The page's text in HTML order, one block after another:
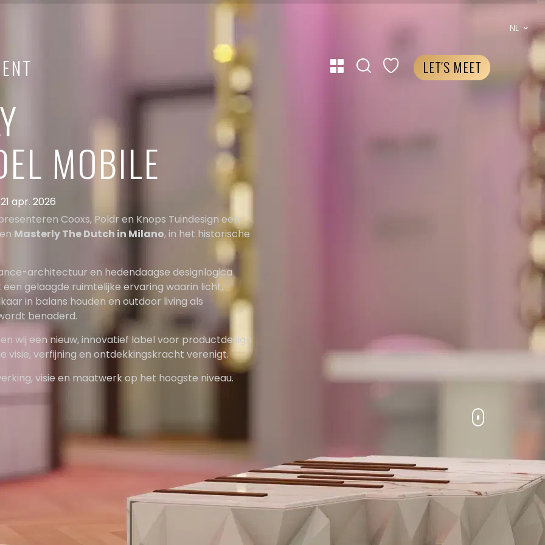
NL
LET'S MEET
MOBILE
21 apr. 2026
Cooxs, Poldr en Knops Tuindesign een
Masterly The Dutch in Milano, in het historische
architectuur en hedendaagse designlogica
gelaagde ruimtelijke ervaring waarin licht,
in balans houden en outdoor living als
benaderd.
wij een nieuw, innovatief label voor productdesign
visie, verfijning en ontdekkingskracht verenigt.
visie en maatwerk op het hoogste niveau.